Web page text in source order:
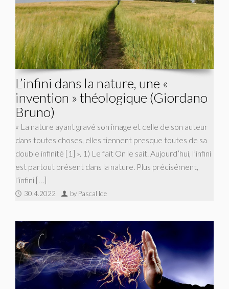
L’infini dans la nature, une «
invention » théologique (Giordano
Bruno)
« La nature ayant gravé son image et celle de son auteur
dans toutes choses, elles tiennent presque toutes de sa
double infinité [1] ». 1) Le fait On le sait. Aujourd’hui, l’infini
est partout présent dans la nature. Plus précisément,
l’infini […]
30.4.2022 by Pascal Ide